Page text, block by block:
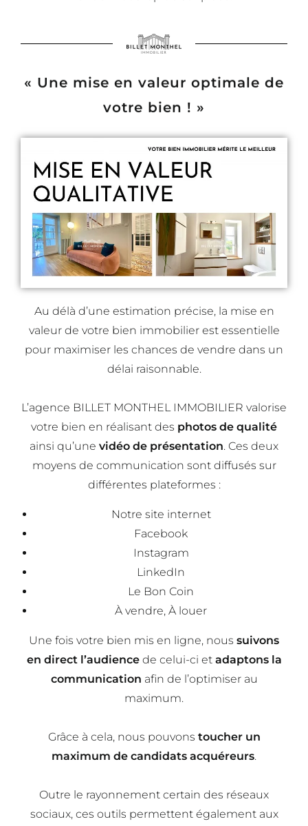
« Une mise en valeur optimale de
votre bien ! »
Au délà d’une estimation précise, la mise en
valeur de votre bien immobilier est essentielle
pour maximiser les chances de vendre dans un
délai raisonnable.
L’agence BILLET MONTHEL IMMOBILIER valorise
votre bien en réalisant des photos de qualité
ainsi qu’une vidéo de présentation. Ces deux
moyens de communication sont diffusés sur
différentes plateformes :
Notre site internet
Facebook
Instagram
LinkedIn
Le Bon Coin
À vendre, À louer
Une fois votre bien mis en ligne, nous suivons
en direct l’audiencede celui-ci et adaptons la
communication afin de l’optimiser au
maximum.
Grâce à cela, nous pouvons toucher un
maximum de candidats acquéreurs.
Outre le rayonnement certain des réseaux
sociaux, ces outils permettent également aux